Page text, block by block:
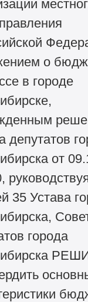
о
в городе
депутатов
от
35 Устава
города